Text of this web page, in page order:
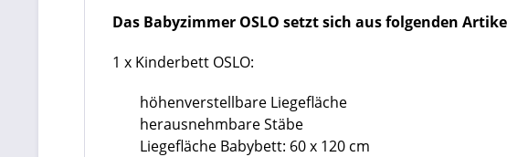
Das Babyzimmer OSLO setzt sich aus folgenden
1 x Kinderbett OSLO:
höhenverstellbare Liegefläche
herausnehmbare Stäbe
Liegefläche Babybett: 60 x 120 cm